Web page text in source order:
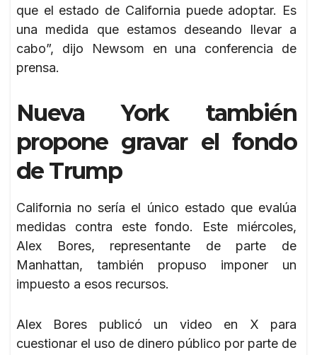
que el estado de California puede adoptar. Es
una medida que estamos deseando llevar a
cabo”, dijo Newsom en una conferencia de
prensa.
Nueva York también
propone gravar el fondo
de Trump
California no sería el único estado que evalúa
medidas contra este fondo. Este miércoles,
Alex Bores, representante de parte de
Manhattan, también propuso imponer un
impuesto a esos recursos.
Alex Bores publicó un video en X para
cuestionar el uso de dinero público por parte de